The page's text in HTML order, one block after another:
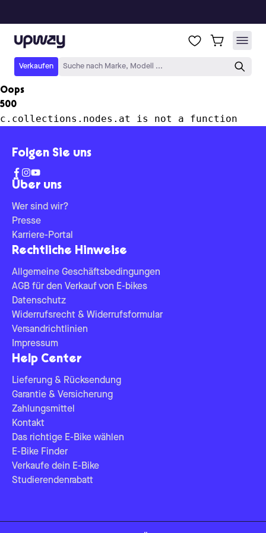
Upway
Verkaufen Suche nach Marke, Modell ...
Oops
500
c.collections.nodes.at is not a function
Über uns
Wer sind wir?
Presse
Karriere-Portal
Rechtliche Hinweise
Allgemeine Geschäftsbedingungen
AGB für den Verkauf von E-bikes
Datenschutz
Widerrufsrecht & Widerrufsformular
Versandrichtlinien
Impressum
Help Center
Lieferung & Rücksendung
Garantie & Versicherung
Zahlungsmittel
Kontakt
Das richtige E-Bike wählen
E-Bike Finder
Verkaufe dein E-Bike
Studierendenrabatt
Folgen Sie uns